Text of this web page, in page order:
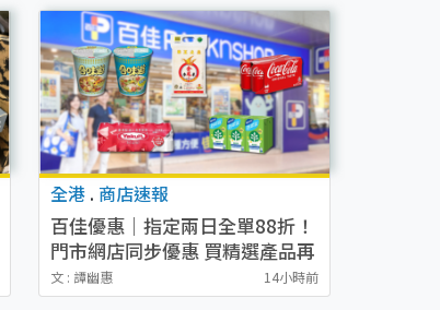
全港 . 商店速報
百佳優惠｜指定兩日全單88折！
門市網店同步優惠 買精選產品再
減$8
文 : 譚幽惠 14小時前